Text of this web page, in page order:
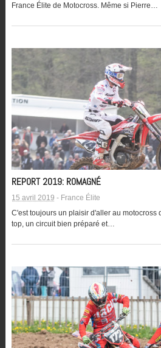
France Élite de Motocross. Même si Pierre…
REPORT 2019: ROMAGNÉ
15 avril 2019 - France Élite
C'est toujours un plaisir d'aller au motocross
top, un circuit bien préparé et…